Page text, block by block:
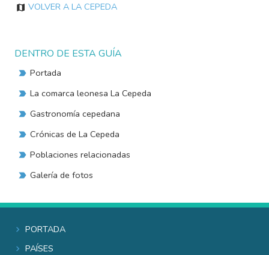
Volver a La Cepeda
DENTRO DE ESTA GUÍA
Portada
La comarca leonesa La Cepeda
Gastronomía cepedana
Crónicas de La Cepeda
Poblaciones relacionadas
Galería de fotos
Portada
Países